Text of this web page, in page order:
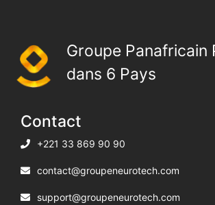
Groupe Panafricain
dans 6 Pays
Contact
+221 33 869 90 90
contact@groupeneurotech.com
support@groupeneurotech.com